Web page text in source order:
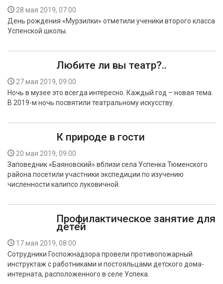
28 мая 2019, 07:00
День рождения «Мурзилки» отметили ученики второго класса
Успенской школы.
Любите ли вы театр?..
27 мая 2019, 09:00
Ночь в музее это всегда интересно. Каждый год – новая тема.
В 2019-м ночь посвятили театральному искусству.
К природе в гости
20 мая 2019, 09:00
Заповедник «Баяновский» вблизи села Успенка Тюменского
района посетили участники экспедиции по изучению
численности калипсо луковичной.
Профилактическое занятие для
детей
17 мая 2019, 08:00
Сотрудники Госпожнадзора провели противопожарный
инструктаж с работниками и постояльцами детского дома-
интерната, расположенного в селе Успека.